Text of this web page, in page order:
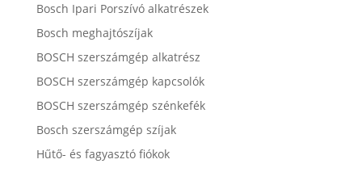
Bosch Ipari Porszívó alkatrészek
Bosch meghajtószíjak
BOSCH szerszámgép alkatrész
BOSCH szerszámgép kapcsolók
BOSCH szerszámgép szénkefék
Bosch szerszámgép szíjak
Hűtő- és fagyasztó fiókok